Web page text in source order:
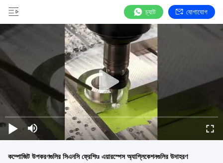
চ্যাট যোগাযোগ
কম্পোজিট উপকরণগুলির সিএনসি ফ্রেশিংঃ এয়ারস্পেস অ্যাপ্লিকেশনগুলির উদাহরণ